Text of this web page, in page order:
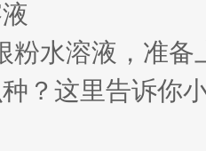
粉水溶液，准备